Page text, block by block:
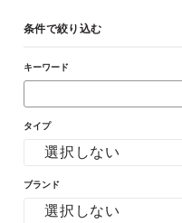
条件で絞り込む
キーワード
タイプ
ブランド